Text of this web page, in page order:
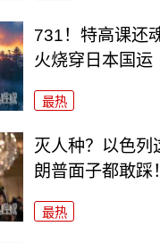
731！特高课还
火烧穿日本国运
最热
灭人种？以色列
朗普面子都敢踩！
最热